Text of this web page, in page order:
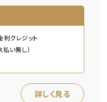
クレジット
い無し）
詳しく見る